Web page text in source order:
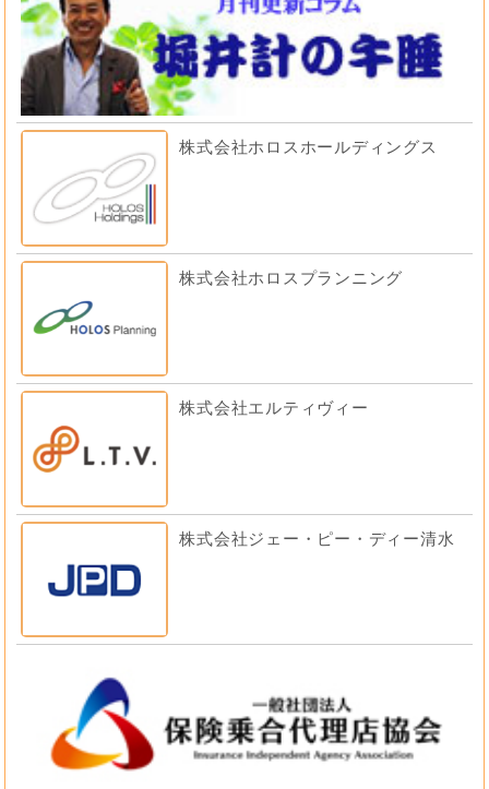
株式会社ホロスホールディングス
株式会社ホロスプランニング
株式会社エルティヴィー
株式会社ジェー・ピー・ディー清水